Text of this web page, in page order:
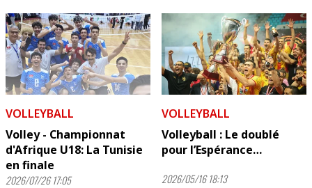
VOLLEYBALL
Volley - Championnat
d'Afrique U18: La Tunisie
en finale
2026/07/26 17:05
VOLLEYBALL
Volleyball : Le doublé
pour l’Espérance…
2026/05/16 18:13